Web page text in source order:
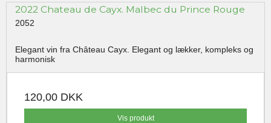
2022 Chateau de Cayx. Malbec du Prince Rouge
2052
Elegant vin fra Château Cayx. Elegant og lækker, kompleks og
harmonisk
120,00 DKK
Vis produkt